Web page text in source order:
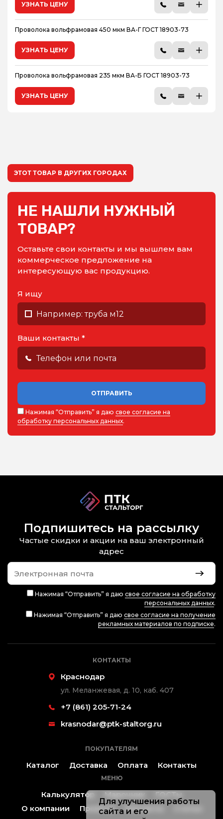
УЗНАТЬ ЦЕНУ
Проволока вольфрамовая 450 мкм ВА-Г ГОСТ 18903-73
УЗНАТЬ ЦЕНУ
Проволока вольфрамовая 235 мкм ВА-Б ГОСТ 18903-73
УЗНАТЬ ЦЕНУ
ЭТОТ ТОВАР В ДРУГИХ ГОРОДАХ
НЕ НАШЛИ НУЖНЫЙ
ТОВАР?
Оставьте свои контакты и мы вышлем вам
коммерческое предложение на
интересующую вас продукцию.
Я ищу
Ваши контакты *
ОТПРАВИТЬ
Нажимая “Отправить” я даю свое согласие на
обработку персональных данных.
Подпишитесь на рассылку
Частые скидки и акции на ваш электронный
адрес
Нажимая “Отправить” я даю свое согласие на обработку
персональных данных.
Нажимая “Отправить” я даю свое согласие на получение
рекламных материалов по подписке.
КОНТАКТЫ
Краснодар
ул. Меланжевая, д. 10, каб. 407
+7 (861) 205-71-24
krasnodar@ptk-staltorg.ru
ПОКУПАТЕЛЯМ
Каталог Доставка Оплата Контакты
МЕНЮ
Калькулятор Марочник
ГОСТы
О компании
Проекты Контакты
Для улучшения работы
сайта и его